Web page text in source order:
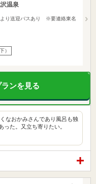
温泉
より送迎バスあり ※要連絡東名
）
ンを見る
なおかみさんであり風呂も独
った。又立ち寄りたい。